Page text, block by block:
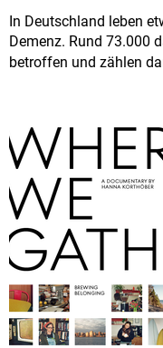
In Deutschland leben
Demenz. Rund 73.000
betroffen und zählen